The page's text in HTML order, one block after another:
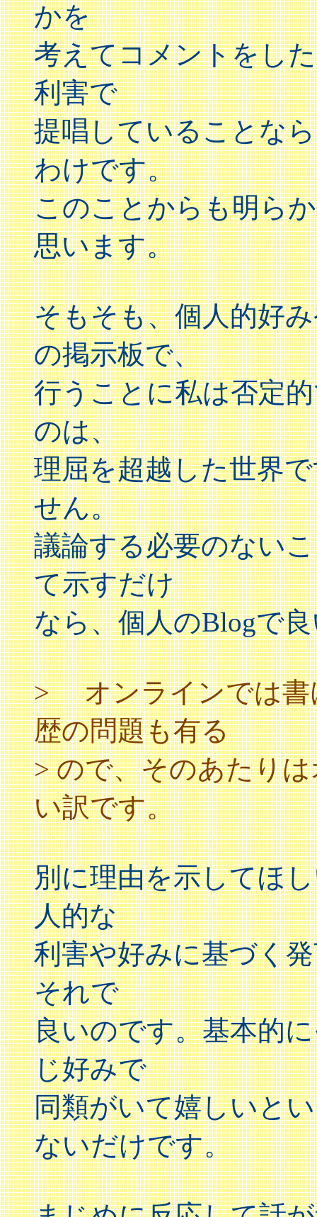
かを
考えてコメントをし
利害で
提唱していることな
わけです。
このことからも明ら
思います。
そもそも、個人的好
の掲示板で、
行うことに私は否定
のは、
理屈を超越した世界
せん。
議論する必要のない
て示すだけ
なら、個人のBlogで
> オンラインでは書
歴の問題も有る
> ので、そのあたり
い訳です。
別に理由を示してほ
人的な
利害や好みに基づく
それで
良いのです。基本的
じ好みで
同類がいて嬉しいと
ないだけです。